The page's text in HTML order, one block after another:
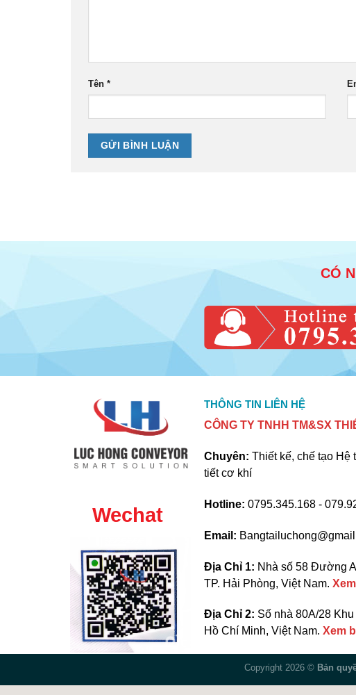
Tên *
CÓ
Wechat
THÔNG TIN LIÊN HỆ
CÔNG TY TNHH TM&SX
Chuyên: Thiết kế, chế tạo Hệ
tiết cơ khí
Hotline: 0795.345.168 -
Email:
Địa Chỉ 1: Nhà số 58 Đường
TP. Hải Phòng, Việt Nam.
Địa Chỉ 2: Số nhà 80A/28
Hồ Chí Minh, Việt Nam.Xem
Copyright 2026 © Bản